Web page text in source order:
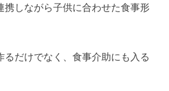
携しながら子供に合わせた食事形
るだけでなく、食事介助にも入る